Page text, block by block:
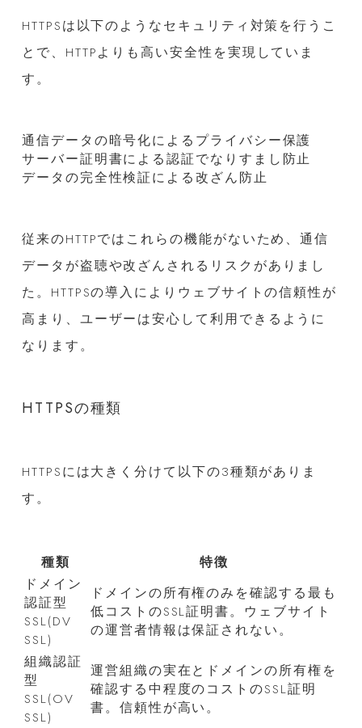
HTTPSは以下のようなセキュリティ対策を行うこ
とで、HTTPよりも高い安全性を実現していま
す。
通信データの暗号化によるプライバシー保護
サーバー証明書による認証でなりすまし防止
データの完全性検証による改ざん防止
従来のHTTPではこれらの機能がないため、通信
データが盗聴や改ざんされるリスクがありまし
た。HTTPSの導入によりウェブサイトの信頼性が
高まり、ユーザーは安心して利用できるように
なります。
HTTPSの種類
HTTPSには大きく分けて以下の3種類がありま
す。
種類
特徴
ドメイン
認証型
SSL(DV
SSL)
ドメインの所有権のみを確認する最も
低コストのSSL証明書。ウェブサイト
の運営者情報は保証されない。
組織認証
型
SSL(OV
SSL)
運営組織の実在とドメインの所有権を
確認する中程度のコストのSSL証明
書。信頼性が高い。